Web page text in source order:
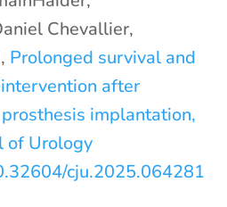
Chevallier,
Prolonged survival and
after
implantation,
of Urology
cju.2025.064281